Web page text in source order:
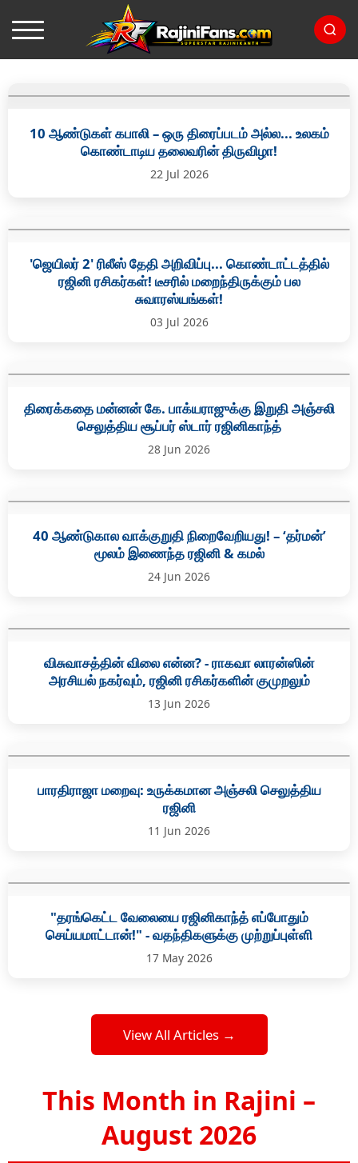
10 ஆண்டுகள் கபாலி – ஒரு திரைப்படம் அல்ல... உலகம்
கொண்டாடிய தலைவரின் திருவிழா!
22 Jul 2026
'ஜெயிலர் 2' ரிலீஸ் தேதி அறிவிப்பு... கொண்டாட்டத்தில்
ரஜினி ரசிகர்கள்! டீசரில் மறைந்திருக்கும் பல
சுவாரஸ்யங்கள்!
03 Jul 2026
திரைக்கதை மன்னன் கே. பாக்யராஜுக்கு இறுதி அஞ்சலி
செலுத்திய சூப்பர் ஸ்டார் ரஜினிகாந்த்
28 Jun 2026
40 ஆண்டுகால வாக்குறுதி நிறைவேறியது! – ‘தர்மன்’
மூலம் இணைந்த ரஜினி & கமல்
24 Jun 2026
விசுவாசத்தின் விலை என்ன? - ராகவா லாரன்ஸின்
அரசியல் நகர்வும், ரஜினி ரசிகர்களின் குமுறலும்
13 Jun 2026
பாரதிராஜா மறைவு: உருக்கமான அஞ்சலி செலுத்திய
ரஜினி
11 Jun 2026
"தரங்கெட்ட வேலையை ரஜினிகாந்த் எப்போதும்
செய்யமாட்டான்!" - வதந்திகளுக்கு முற்றுப்புள்ளி
17 May 2026
View All Articles →
This Month in Rajini –
August 2026